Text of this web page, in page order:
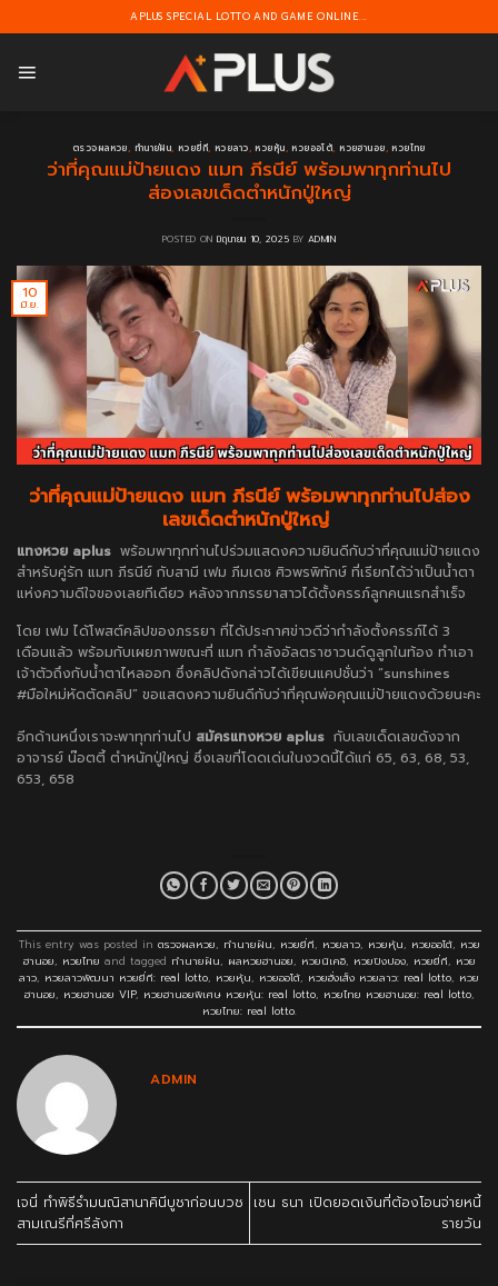
to
APLUS SPECIAL LOTTO AND GAME ONLINE...
ตรวจผลหวย, ทำนายฝัน, หวยยี่กี, หวยลาว, หวยหุ้น, หวยออโต้, หวยฮานอย, หวยไทย
ว่าที่คุณแม่ป้ายแดง แมท ภีรนีย์ พร้อมพาทุกท่านไป
ส่องเลขเด็ดตำหนักปู่ใหญ่
POSTED ONมิถุนายน 10, 2025 BYADMIN
10
มิ.ย.
ว่าที่คุณแม่ป้ายแดง แมท ภีรนีย์ พร้อมพาทุกท่านไปส่อง
เลขเด็ดตำหนักปู่ใหญ่
แทงหวย aplus พร้อมพาทุกท่านไปร่วมแสดงความยินดีกับว่าที่คุณแม่ป้ายแดง
สำหรับคู่รัก แมท ภีรนีย์ กับสามี เฟม ภีมเดช ศิวพรพิทักษ์ ที่เรียกได้ว่าเป็นน้ำตา
แห่งความดีใจของเลยทีเดียว หลังจากภรรยาสาวได้ตั้งครรภ์ลูกคนแรกสำเร็จ
โดย เฟม ได้โพสต์คลิปของภรรยา ที่ได้ประกาศข่าวดีว่ากำลังตั้งครรภ์ได้ 3
เดือนแล้ว พร้อมกับเผยภาพขณะที่ แมท กำลังอัลตราซาวนด์ดูลูกในท้อง ทำเอา
เจ้าตัวถึงกับน้ำตาไหลออก ซึ่งคลิปดังกล่าวได้เขียนแคปชั่นว่า “sunshines
#มือใหม่หัดตัดคลิป” ขอแสดงความยินดีกับว่าที่คุณพ่อคุณแม่ป้ายแดงด้วยนะคะ
อีกด้านหนึ่งเราจะพาทุกท่านไป สมัครแทงหวย aplus กับเลขเด็ดเลขดังจาก
อาจารย์ น๊อตตี้ ตำหนักปู่ใหญ่ ซึ่งเลขที่โดดเด่นในงวดนี้ได้แก่ 65, 63, 68, 53,
653, 658
This entry was posted in ตรวจผลหวย, ทำนายฝัน, หวยยี่กี, หวยลาว, หวยหุ้น, หวยออโต้, หวย
ฮานอย, หวยไทย and tagged ทำนายฝัน, ผลหวยฮานอย, หวยนิเคอิ, หวยปิงปอง, หวยยี่กี, หวย
ลาว, หวยลาวพัฒนา หวยยี่กี: real lotto, หวยหุ้น, หวยออโต้, หวยฮั่งเส็ง หวยลาว: real lotto, หวย
ฮานอย, หวยฮานอย VIP, หวยฮานอยพิเศษ หวยหุ้น: real lotto, หวยไทย หวยฮานอย: real lotto,
หวยไทย: real lotto.
ADMIN
เจนี่ ทำพิธีรำมนณิสานาคินีบูชาก่อนบวช
สามเณรีที่ศรีลังกา
เชน ธนา เปิดยอดเงินที่ต้องโอนจ่ายหนี้
รายวัน